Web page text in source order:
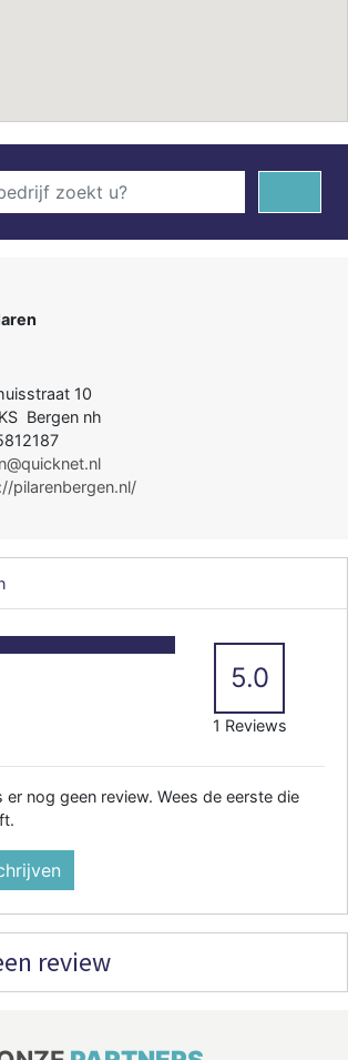
10
Bergen nh
pilarenbergen.nl/
5.0
1 Reviews
nog geen review. Wees de eerste die
review